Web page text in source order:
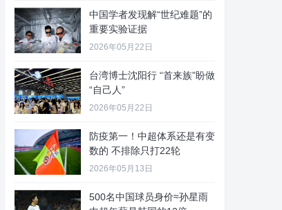
中国学者发现解“世纪难题”的
重要实验证据
2026年05月22日
台湾博士沈阳行 “首来族”盼做
“自己人”
2026年05月22日
防疫第一！中超体系还是有变
数的 不排除只打22轮
2026年05月13日
500名中国球员身价≈孙星雨